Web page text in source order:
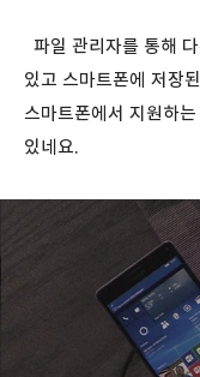
파일 관리자를 통해
있고 스마트폰에 저장
스마트폰에서 지원하
있네요.